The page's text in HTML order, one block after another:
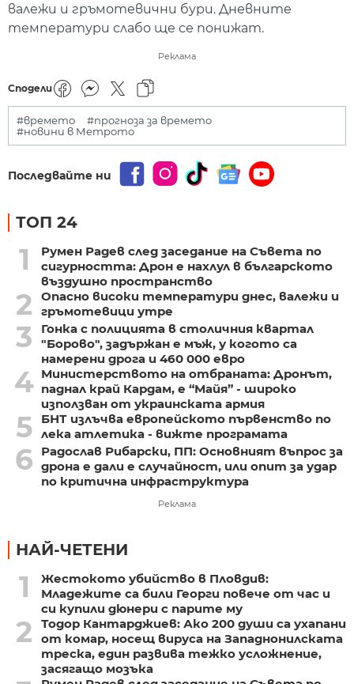
валежи и гръмотевични бури. Дневните
температури слабо ще се понижат.
Реклама
Сподели
#времето
#прогноза за времето
#новини в Метрото
Последвайте ни
ТОП 24
1
Румен Радев след заседание на Съвета по
сигурността: Дрон е нахлул в българското
въздушно пространство
2
Опасно високи температури днес, валежи и
гръмотевици утре
3
Гонка с полицията в столичния квартал
"Борово", задържан е мъж, у когото са
намерени дрога и 460 000 евро
4 Министерството на отбраната: Дронът,
паднал край Кардам, е “Майя” - широко
използван от украинската армия
5
БНТ излъчва европейското първенство по
лека атлетика - вижте програмата
6
Радослав Рибарски, ПП: Основният въпрос за
дрона е дали е случайност, или опит за удар
по критична инфраструктура
Реклама
НАЙ-ЧЕТЕНИ
1
Жестокото убийство в Пловдив:
Младежите са били Георги повече от час и
си купили дюнери с парите му
2
Тодор Кантарджиев: Ако 200 души са ухапани
от комар, носещ вируса на Западнонилската
треска, един развива тежко усложнение,
засягащо мозъка